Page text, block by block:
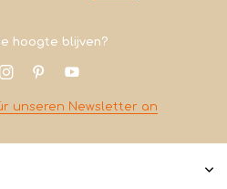
hoogte blijven?
unseren Newsletter an